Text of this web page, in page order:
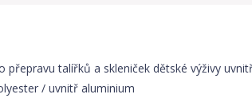
talířků a skleniček dětské výživy
/ uvnitř aluminium